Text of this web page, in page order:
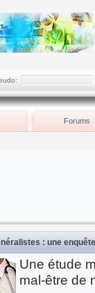
Forums
: une
Une étude
mal-être de